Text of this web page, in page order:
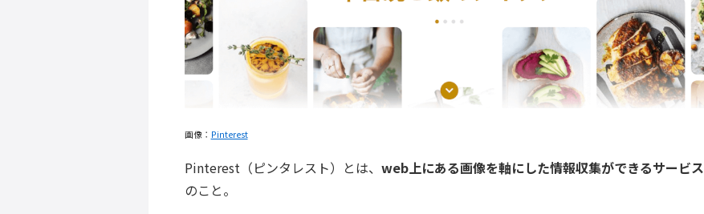
画像： Pinterest
Pinterest（ピンタレスト）とは、 web上にある画像を軸にした情報収集ができるサービス
のこと。